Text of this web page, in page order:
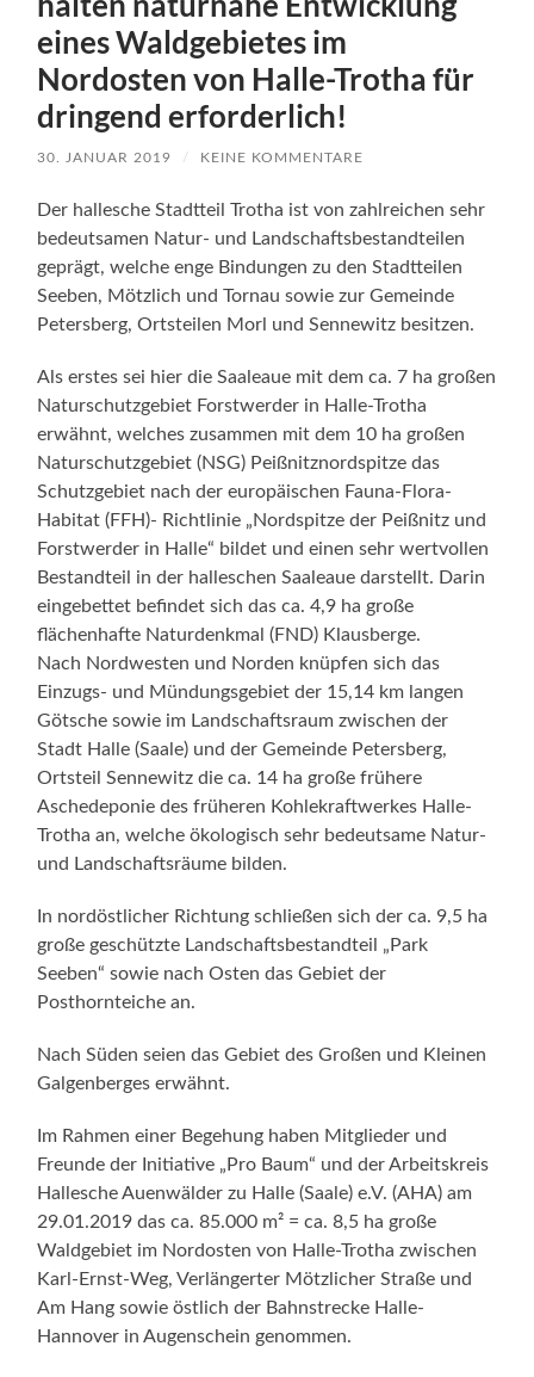
eines Waldgebietes im
Nordosten von Halle-Trotha für
dringend erforderlich!
30. JANUAR 2019 / KEINE KOMMENTARE
Der hallesche Stadtteil Trotha ist von zahlreichen sehr
bedeutsamen Natur- und Landschaftsbestandteilen
geprägt, welche enge Bindungen zu den Stadtteilen
Seeben, Mötzlich und Tornau sowie zur Gemeinde
Petersberg, Ortsteilen Morl und Sennewitz besitzen.
Als erstes sei hier die Saaleaue mit dem ca. 7 ha großen
Naturschutzgebiet Forstwerder in Halle-Trotha
erwähnt, welches zusammen mit dem 10 ha großen
Naturschutzgebiet (NSG) Peißnitznordspitze das
Schutzgebiet nach der europäischen Fauna-Flora-
Habitat (FFH)- Richtlinie „Nordspitze der Peißnitz und
Forstwerder in Halle“ bildet und einen sehr wertvollen
Bestandteil in der halleschen Saaleaue darstellt. Darin
eingebettet befindet sich das ca. 4,9 ha große
flächenhafte Naturdenkmal (FND) Klausberge.
Nach Nordwesten und Norden knüpfen sich das
Einzugs- und Mündungsgebiet der 15,14 km langen
Götsche sowie im Landschaftsraum zwischen der
Stadt Halle (Saale) und der Gemeinde Petersberg,
Ortsteil Sennewitz die ca. 14 ha große frühere
Aschedeponie des früheren Kohlekraftwerkes Halle-
Trotha an, welche ökologisch sehr bedeutsame Natur-
und Landschaftsräume bilden.
In nordöstlicher Richtung schließen sich der ca. 9,5 ha
große geschützte Landschaftsbestandteil „Park
Seeben“ sowie nach Osten das Gebiet der
Posthornteiche an.
Nach Süden seien das Gebiet des Großen und Kleinen
Galgenberges erwähnt.
Im Rahmen einer Begehung haben Mitglieder und
Freunde der Initiative „Pro Baum“ und der Arbeitskreis
Hallesche Auenwälder zu Halle (Saale) e.V. (AHA) am
29.01.2019 das ca. 85.000 m² = ca. 8,5 ha große
Waldgebiet im Nordosten von Halle-Trotha zwischen
Karl-Ernst-Weg, Verlängerter Mötzlicher Straße und
Am Hang sowie östlich der Bahnstrecke Halle-
Hannover in Augenschein genommen.